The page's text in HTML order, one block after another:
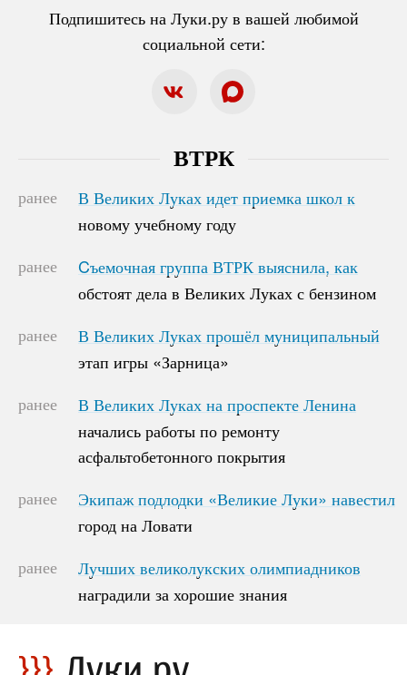
Подпишитесь на Луки.ру в вашей любимой
социальной сети:
ВТРК
ранее
В Великих Луках идет приемка школ к
новому учебному году
В Великих Луках идет приемка школ к
новому учебному году
ранее
Cъемочная группа ВТРК выяснила, как
обстоят дела в Великих Луках с бензином
Cъемочная группа ВТРК выяснила, как
обстоят дела в Великих Луках с бензином
ранее
В Великих Луках прошёл муниципальный
этап игры «Зарница»
В Великих Луках прошёл муниципальный
этап игры «Зарница»
ранее
В Великих Луках на проспекте Ленина
начались работы по ремонту
асфальтобетонного покрытия
В Великих Луках на проспекте Ленина
начались работы по ремонту
асфальтобетонного покрытия
ранее
Экипаж подлодки «Великие Луки» навестил
город на Ловати
Экипаж подлодки «Великие Луки» навестил
город на Ловати
ранее
Лучших великолукских олимпиадников
наградили за хорошие знания
Лучших великолукских олимпиадников
наградили за хорошие знания